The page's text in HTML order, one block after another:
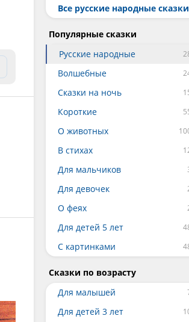
Все русские народные сказки
Популярные сказки
Русские народные
Волшебные
Сказки на ночь
Короткие
О животных
В стихах
Для мальчиков
Для девочек
О феях
Для детей 5 лет
С картинками
Сказки по возрасту
Для малышей
Для детей 3 лет